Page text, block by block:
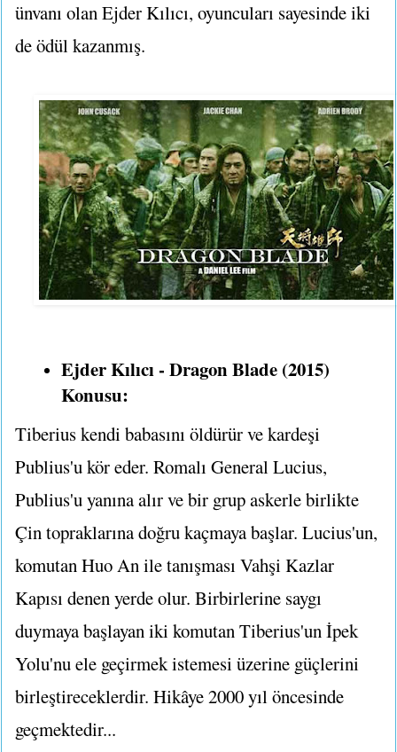
ünvanı olan Ejder Kılıcı, oyuncuları sayesinde iki
de ödül kazanmış.
Ejder Kılıcı - Dragon Blade (2015)
Konusu:
Tiberius kendi babasını öldürür ve kardeşi
Publius'u kör eder. Romalı General Lucius,
Publius'u yanına alır ve bir grup askerle birlikte
Çin topraklarına doğru kaçmaya başlar. Lucius'un,
komutan Huo An ile tanışması Vahşi Kazlar
Kapısı denen yerde olur. Birbirlerine saygı
duymaya başlayan iki komutan Tiberius'un İpek
Yolu'nu ele geçirmek istemesi üzerine güçlerini
birleştireceklerdir. Hikâye 2000 yıl öncesinde
geçmektedir...